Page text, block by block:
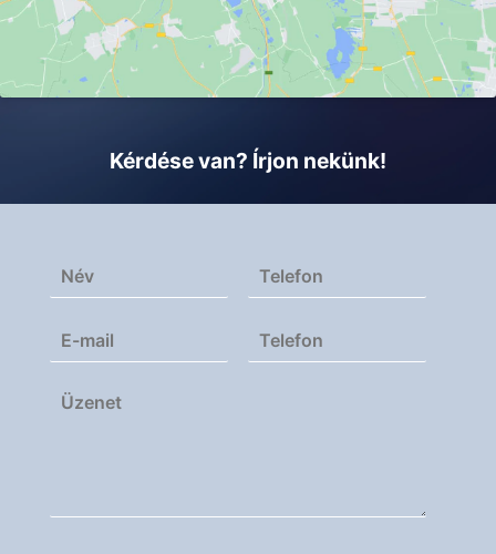
Kérdése van? Írjon nekünk!